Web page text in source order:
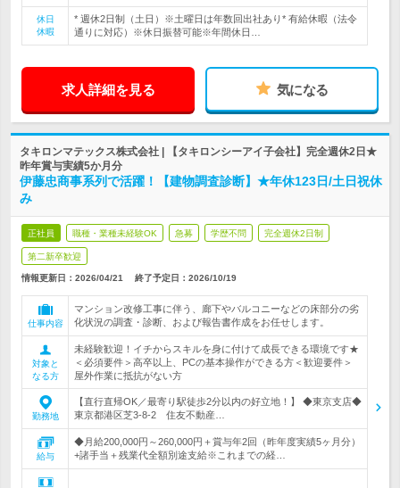
休日
休暇
* 週休2日制（土日）※土曜日は年数回出社あり* 有給休暇（法令
通りに対応）※休日振替可能※年間休日…
求人詳細を見る 気になる
タキロンマテックス株式会社 | 【タキロンシーアイ子会社】完全週休2日★
昨年賞与実績5か月分
伊藤忠商事系列で活躍！【建物調査診断】★年休123日/土日祝休
み
正社員 職種・業種未経験OK 急募 学歴不問 完全週休2日制
第二新卒歓迎
情報更新日：2026/04/21 終了予定日： 2026/10/19
仕事内容
マンション改修工事に伴う、廊下やバルコニーなどの床部分の劣
化状況の調査・診断、および報告書作成をお任せします。
対象と
なる方
未経験歓迎！イチからスキルを身に付けて成長できる環境です★
＜必須要件＞高卒以上、PCの基本操作ができる方＜歓迎要件＞
屋外作業に抵抗がない方
勤務地
【直行直帰OK／最寄り駅徒歩2分以内の好立地！】 ◆東京支店◆
東京都港区芝3-8-2 住友不動産…
給与
◆月給200,000円～260,000円＋賞与年2回（昨年度実績5ヶ月分）
+諸手当＋残業代全額別途支給※これまでの経…